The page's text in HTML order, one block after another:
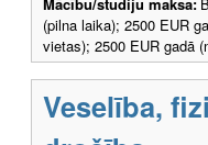
Mācību/studiju maksa:
(pilna laika); 2500 EUR
vietas); 2500 EUR gadā
Veselība,